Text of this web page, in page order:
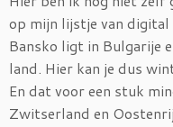
op mijn lijstje van
Bansko ligt in Bulgarije
land. Hier kan je dus
En dat voor een stuk
Zwitserland en